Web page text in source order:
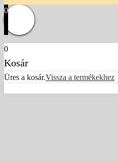
0
0
Kosár
Üres a kosár.Vissza a termékekhez